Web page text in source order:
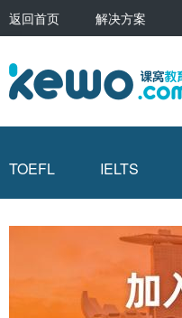
返回首页 解决方案
TOEFL IELTS